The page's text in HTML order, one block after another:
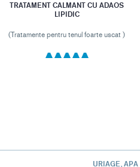
TRATAMENT CALMANT CU ADAOS
LIPIDIC
(Tratamente pentru tenul foarte uscat )
URIAGE,